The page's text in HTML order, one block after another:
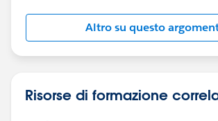
Altro su questo
Risorse di formazione